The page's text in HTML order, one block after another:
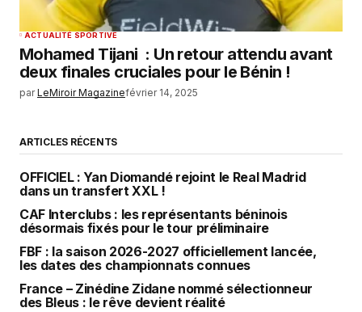
ACTUALITÉ SPORTIVE
Mohamed Tijani : Un retour attendu avant
deux finales cruciales pour le Bénin !
par LeMiroir Magazinefévrier 14, 2025
ARTICLES RÉCENTS
OFFICIEL : Yan Diomandé rejoint le Real Madrid
dans un transfert XXL !
CAF Interclubs : les représentants béninois
désormais fixés pour le tour préliminaire
FBF : la saison 2026-2027 officiellement lancée,
les dates des championnats connues
France – Zinédine Zidane nommé sélectionneur
des Bleus : le rêve devient réalité